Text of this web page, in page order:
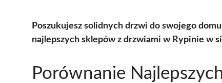
Poszukujesz solidnych drzwi do swojego
najlepszych sklepów z drzwiami w Rypinie w
Porównanie